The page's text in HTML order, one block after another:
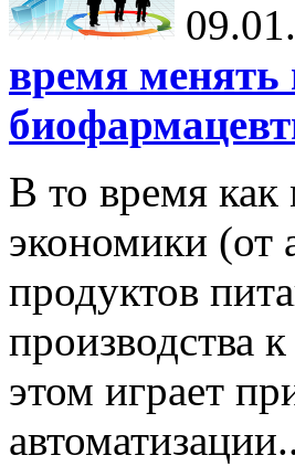
время менять
В то время как
экономики (от
продуктов
производства
этом играет